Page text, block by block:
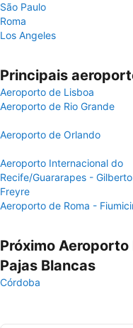
São Paulo
Roma
Los Angeles
Principais
Aeroporto de Lisboa
Aeroporto de Rio Grande
Aeroporto de Orlando
Aeroporto Internacional do
Recife/Guararapes - Gilberto
Freyre
Aeroporto de Roma -
Próximo
Pajas Blancas
Córdoba